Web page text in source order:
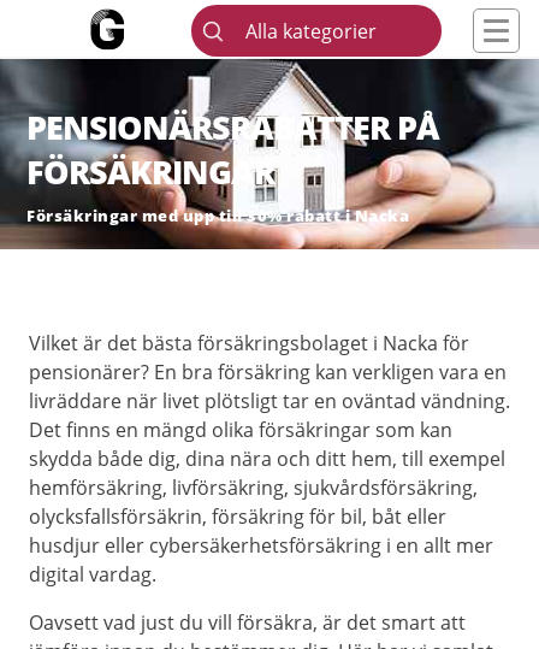
Alla kategorier
PENSIONÄRSRABATTER PÅ
FÖRSÄKRINGAR
Försäkringar med upp till 30% rabatt i Nacka
Vilket är det bästa försäkringsbolaget i Nacka för
pensionärer? En bra försäkring kan verkligen vara en
livräddare när livet plötsligt tar en oväntad vändning.
Det finns en mängd olika försäkringar som kan
skydda både dig, dina nära och ditt hem, till exempel
hemförsäkring, livförsäkring, sjukvårdsförsäkring,
olycksfallsförsäkrin, försäkring för bil, båt eller
husdjur eller cybersäkerhetsförsäkring i en allt mer
digital vardag.
Oavsett vad just du vill försäkra, är det smart att